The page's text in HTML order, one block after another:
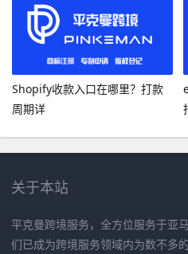
Shopify收款入口在哪里？打款
周期详
关于本站
平克曼跨境服务，全方位服务于亚
们已成为跨境服务领域内为数不多